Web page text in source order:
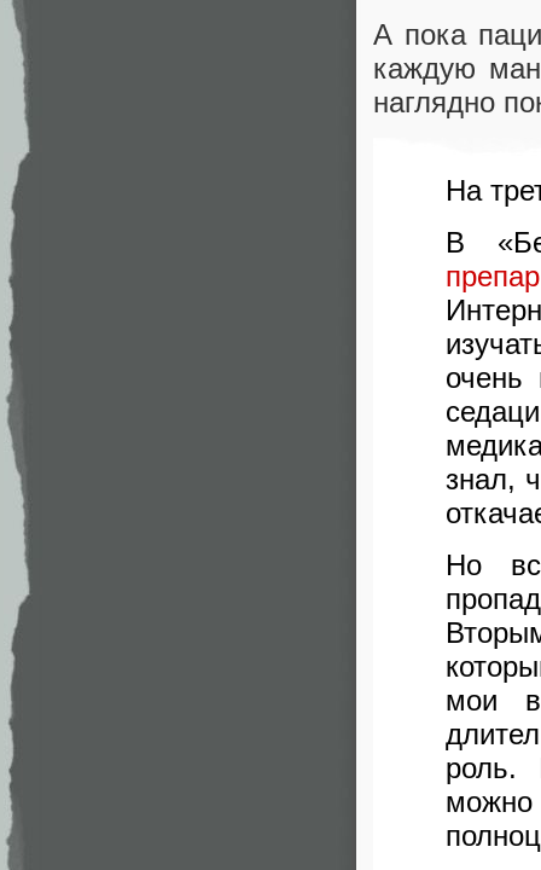
А пока
каждую
наглядно
На
В
очень
знал,
Но
мои
роль.